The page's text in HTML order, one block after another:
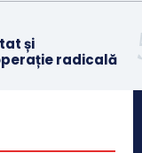
și
radicală